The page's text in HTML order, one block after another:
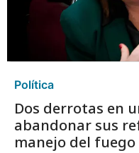
Política
Dos derrotas en
abandonar sus
manejo del fuego